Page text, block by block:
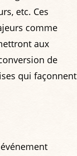
etc. Ces
comme
aux
de
qui façonnent